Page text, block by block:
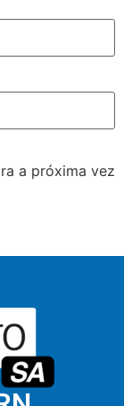
a próxima vez